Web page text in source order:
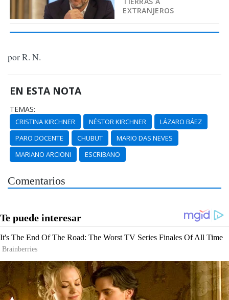
EXTRANJEROS
por R. N.
EN ESTA NOTA
TEMAS:
CRISTINA KIRCHNER NÉSTOR KIRCHNER
LÁZARO BÁEZ
PARO DOCENTE
CHUBUT
MARIO DAS NEVES
MARIANO ARCIONI
ESCRIBANO
Comentarios